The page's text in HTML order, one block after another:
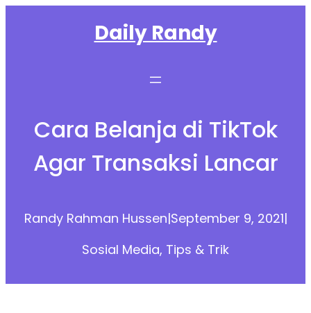
Daily Randy
Cara Belanja di TikTok
Agar Transaksi Lancar
Randy Rahman Hussen|September 9, 2021|
Sosial Media, Tips & Trik